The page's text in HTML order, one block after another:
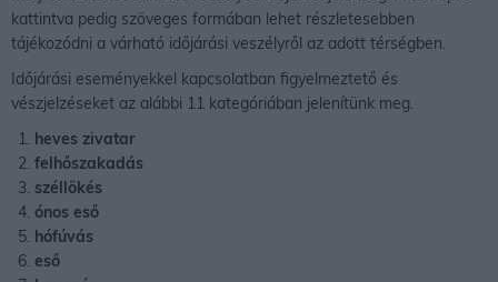
kattintva pedig szöveges formában lehet részletesebben
tájékozódni a várható időjárási veszélyről az adott térségben.
Időjárási eseményekkel kapcsolatban figyelmeztető és
vészjelzéseket az alábbi 11 kategóriában jelenítünk meg.
heves zivatar
felhőszakadás
széllökés
ónos eső
hófúvás
eső